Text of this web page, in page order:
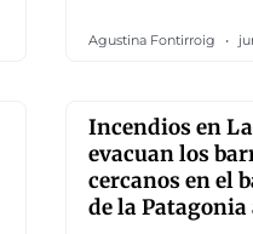
Agustina Fontirroig
Incendios en
evacuan los
cercanos en el
de la